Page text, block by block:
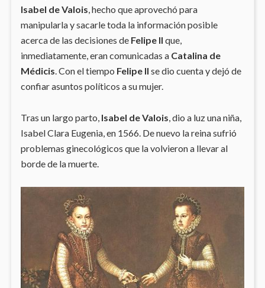
Isabel de Valois, hecho que aprovechó para
manipularla y sacarle toda la información posible
acerca de las decisiones de Felipe II que,
inmediatamente, eran comunicadas a Catalina de
Médicis. Con el tiempo Felipe II se dio cuenta y dejó de
confiar asuntos políticos a su mujer.
Tras un largo parto, Isabel de Valois , dio a luz una niña,
Isabel Clara Eugenia, en 1566. De nuevo la reina sufrió
problemas ginecológicos que la volvieron a llevar al
borde de la muerte.